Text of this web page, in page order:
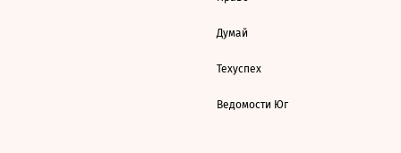
Думай
Техуспех
Ведомости Юг